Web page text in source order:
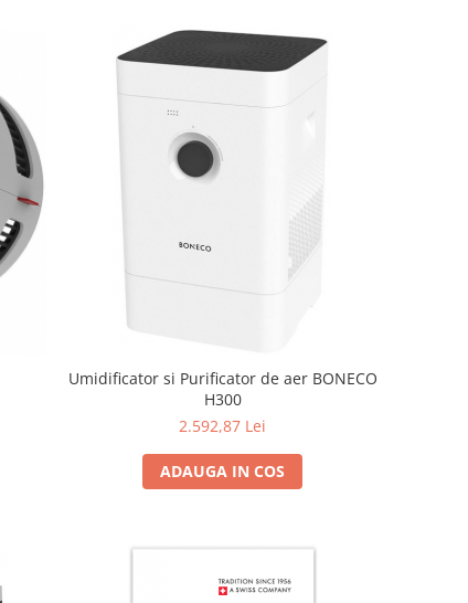
Umidificator si Purificator de aer BONECO
H300
2.592,87 Lei
ADAUGA IN COS